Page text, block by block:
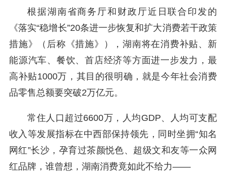
根据湖南省商务厅和财政厅近日联合印发的
《落实“稳增长”20条进一步恢复和扩大消费若干政策
措施》（后称《措施》），湖南将在消费补贴、新
能源汽车、餐饮、首店经济等方面进一步发力，最
高补贴1000万，其目的很明确，就是今年社会消费
品零售总额要突破2万亿元。
常住人口超过6600万，人均GDP、人均可支配
收入等发展指标在中西部保持领先，同时坐拥“知名
网红”长沙，孕育过茶颜悦色、超级文和友等一众网
红品牌，谁曾想，湖南消费竟如此不给力——